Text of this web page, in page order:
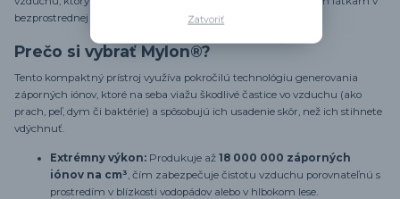
bezprostrednej blízkosti vašich dýchacích ciest.
Prečo si vybrať MyIon®?
Tento kompaktný prístroj využíva pokročilú technológiu generovania
záporných iónov, ktoré na seba viažu škodlivé častice vo vzduchu (ako
prach, peľ, dym či baktérie) a spôsobujú ich usadenie skôr, než ich stihnete
vdýchnuť.
Extrémny výkon: Produkuje až 18 000 000 záporných
iónov na cm³ , čím zabezpečuje čistotu vzduchu porovnateľnú s
prostredím v blízkosti vodopádov alebo v hlbokom lese.
Zatvoriť